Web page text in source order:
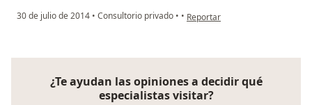
30 de julio de 2014 • Consultorio privado • • en opinión del usuario paciente
Reportar
¿Te ayudan las opiniones a decidir qué
especialistas visitar?